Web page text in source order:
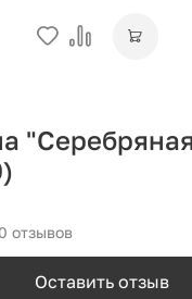
0 отзывов
Оставить отзыв